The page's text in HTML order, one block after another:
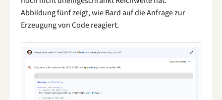
Abbildung fünf zeigt, wie Bard auf die Anfrage zur
Erzeugung von Code reagiert.